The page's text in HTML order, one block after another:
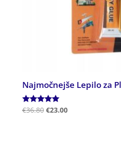
Najmočnejše Lepilo za
Ocenjeno
€36.80 €23.00